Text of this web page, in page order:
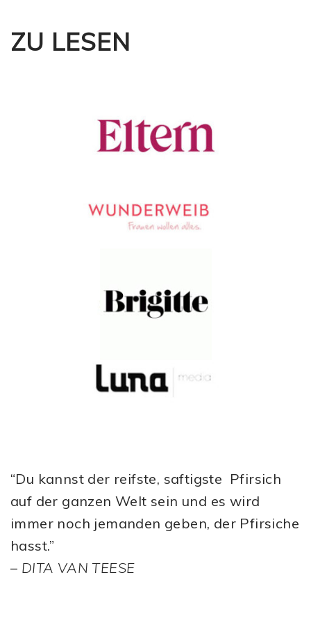
ZU LESEN
“Du kannst der reifste, saftigste Pfirsich
auf der ganzen Welt sein und es wird
immer noch jemanden geben, der Pfirsiche
hasst.”
– DITA VAN TEESE